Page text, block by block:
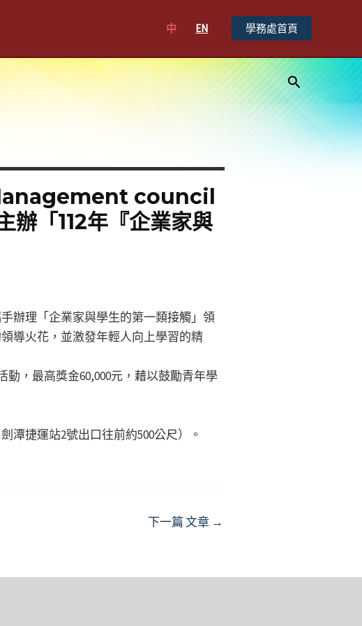
中 EN 學務處首頁
搜
尋
council
「112年『企業家與
辦理「企業家與學生的第一類接觸」領
導火花，並激發年輕人向上學習的精
，最高獎金60,000元，藉以鼓勵青年學
潭捷運站2號出口往前約500公尺）。
下一篇 文章 →